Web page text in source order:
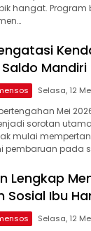
hangat.
Mandiri
Mei
sorotan
mulai
pembaruan pada
Lengkap
Sosial Ibu